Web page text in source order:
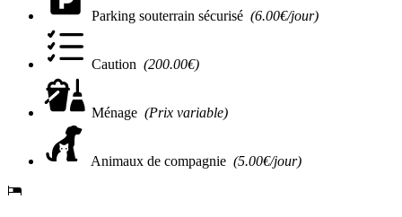
Parking souterrain sécurisé (6.00€/jour)
Caution (200.00€)
Ménage (Prix variable)
Animaux de compagnie (5.00€/jour)